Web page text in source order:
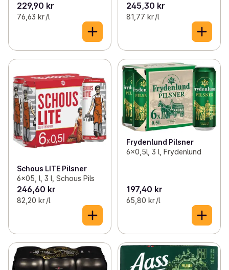
229,90 kr
76,63 kr /l
245,30 kr
81,77 kr /l
Schous LITE Pilsner
6x05, l, 3 l, Schous Pils
246,60 kr
82,20 kr /l
Frydenlund Pilsner
6x0,5l, 3 l, Frydenlund
197,40 kr
65,80 kr /l